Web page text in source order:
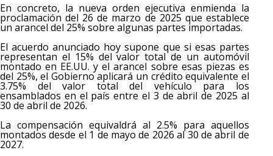
En concreto, la nueva orden ejecutiva enmienda la
proclamación del 26 de marzo de 2025 que establece
un arancel del 25% sobre algunas partes importadas.
El acuerdo anunciado hoy supone que si esas partes
representan el 15% del valor total de un automóvil
montado en EE.UU. y el arancel sobre esas piezas es
del 25%, el Gobierno aplicará un crédito equivalente el
3.75% del valor total del vehículo para los
ensamblados en el país entre el 3 de abril de 2025 al
30 de abril de 2026.
La compensación equivaldrá al 2.5% para aquellos
montados desde el 1 de mayo de 2026 al 30 de abril de
2027.